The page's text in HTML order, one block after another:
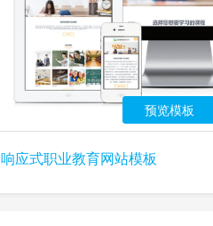
预览模板
响应式职业教育网站模板